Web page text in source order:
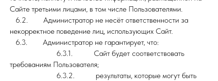
Сайте третьими лицами, в том числе Пользователями.
6.2. Администратор не несёт ответственности за
некорректное поведение лиц, использующих Сайт.
6.3. Администратор не гарантирует, что:
6.3.1. Сайт будет соответствовать
требованиям Пользователя;
6.3.2. результаты, которые могут быть